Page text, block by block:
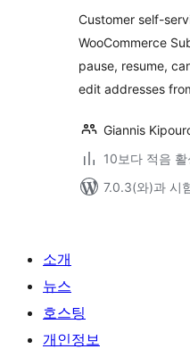
Customer self-
WooCommerce
pause, resume,
edit addresses
Giannis
10보다 적음 활
7.0.3(와)과 시
소개
뉴스
호스팅
개인정보